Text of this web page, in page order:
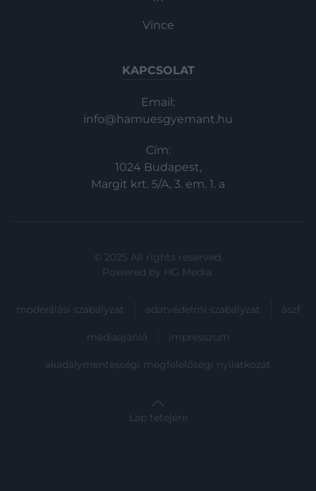
Vince
KAPCSOLAT
Email:
info@hamuesgyemant.hu
Cím:
1024 Budapest,
Margit krt. 5/A, 3. em. 1. a
© 2025 All rights reserved.
Powered by HG Media.
moderálási szabályzat adatvédelmi szabályzat ászf
médiaajánló impresszum
akadálymentességi megfelelőségi nyilatkozat
Lap tetejére